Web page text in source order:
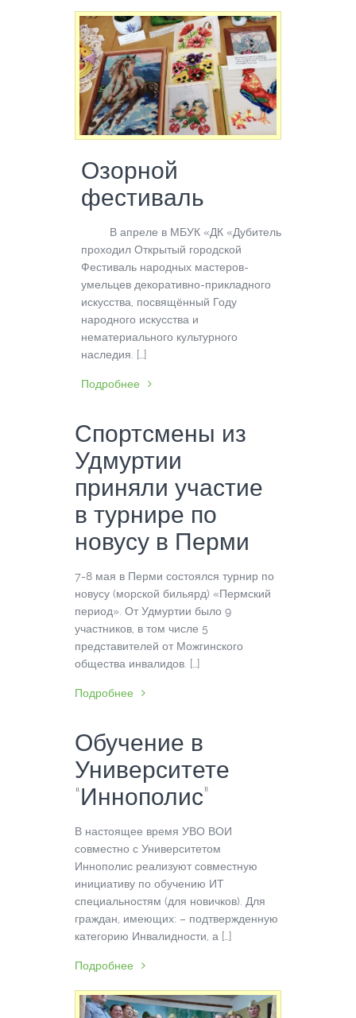
Озорной
фестиваль
В апреле в МБУК «ДК «Дубитель»
проходил Открытый городской
Фестиваль народных мастеров-
умельцев декоративно-прикладного
искусства, посвящённый Году
народного искусства и
нематериального культурного
наследия. […]
Подробнее
Спортсмены из
Удмуртии
приняли участие
в турнире по
новусу в Перми
7-8 мая в Перми состоялся турнир по
новусу (морской бильярд) «Пермский
период». От Удмуртии было 9
участников, в том числе 5
представителей от Можгинского
общества инвалидов. […]
Подробнее
Обучение в
Университете
“Иннополис”
В настоящее время УВО ВОИ
совместно с Университетом
Иннополис реализуют совместную
инициативу по обучению ИТ
специальностям (для новичков). Для
граждан, имеющих: – подтвержденную
категорию Инвалидности, а […]
Подробнее